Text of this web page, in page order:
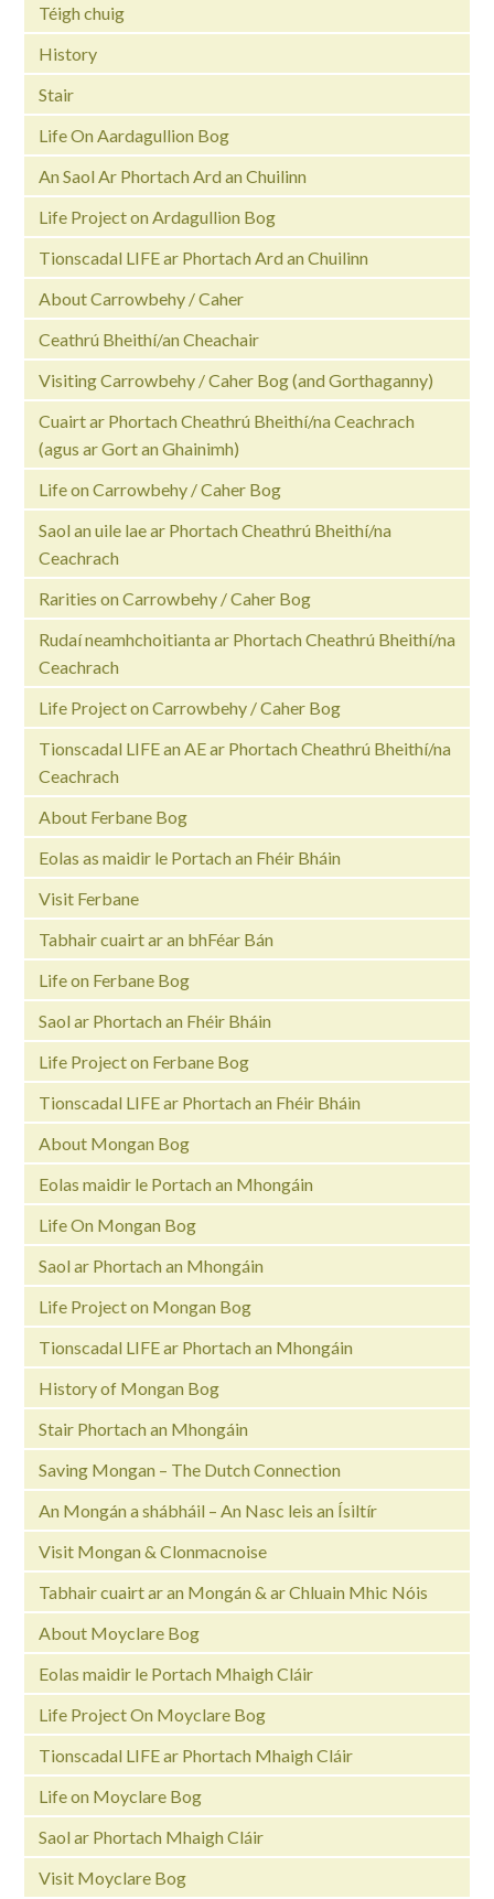
Téigh chuig
History
Stair
Life On Aardagullion Bog
An Saol Ar Phortach Ard an Chuilinn
Life Project on Ardagullion Bog
Tionscadal LIFE ar Phortach Ard an Chuilinn
About Carrowbehy / Caher
Ceathrú Bheithí/an Cheachair
Visiting Carrowbehy / Caher Bog (and Gorthaganny)
Cuairt ar Phortach Cheathrú Bheithí/na Ceachrach
(agus ar Gort an Ghainimh)
Life on Carrowbehy / Caher Bog
Saol an uile lae ar Phortach Cheathrú Bheithí/na
Ceachrach
Rarities on Carrowbehy / Caher Bog
Rudaí neamhchoitianta ar Phortach Cheathrú Bheithí/na
Ceachrach
Life Project on Carrowbehy / Caher Bog
Tionscadal LIFE an AE ar Phortach Cheathrú Bheithí/na
Ceachrach
About Ferbane Bog
Eolas as maidir le Portach an Fhéir Bháin
Visit Ferbane
Tabhair cuairt ar an bhFéar Bán
Life on Ferbane Bog
Saol ar Phortach an Fhéir Bháin
Life Project on Ferbane Bog
Tionscadal LIFE ar Phortach an Fhéir Bháin
About Mongan Bog
Eolas maidir le Portach an Mhongáin
Life On Mongan Bog
Saol ar Phortach an Mhongáin
Life Project on Mongan Bog
Tionscadal LIFE ar Phortach an Mhongáin
History of Mongan Bog
Stair Phortach an Mhongáin
Saving Mongan – The Dutch Connection
An Mongán a shábháil – An Nasc leis an Ísiltír
Visit Mongan & Clonmacnoise
Tabhair cuairt ar an Mongán & ar Chluain Mhic Nóis
About Moyclare Bog
Eolas maidir le Portach Mhaigh Cláir
Life Project On Moyclare Bog
Tionscadal LIFE ar Phortach Mhaigh Cláir
Life on Moyclare Bog
Saol ar Phortach Mhaigh Cláir
Visit Moyclare Bog